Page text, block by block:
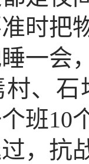
时把
一会
、
班10
，抗